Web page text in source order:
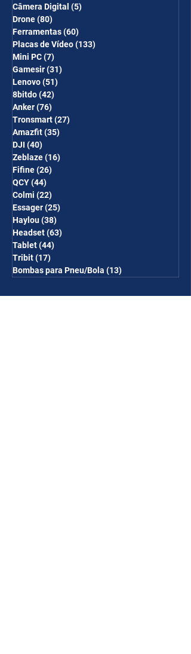
Câmera Digital (5)
Drone(80)
Ferramentas(60)
Placas de Vídeo(133)
Mini PC(7)
Gamesir(31)
Lenovo(51)
8bitdo(42)
Anker(76)
Tronsmart(27)
Amazfit(35)
DJI (40)
Zeblaze(16)
Fifine(26)
QCY(44)
Colmi (22)
Essager(25)
Haylou(38)
Headset(63)
Tablet(44)
Tribit(17)
Bombas para Pneu/Bola (13)